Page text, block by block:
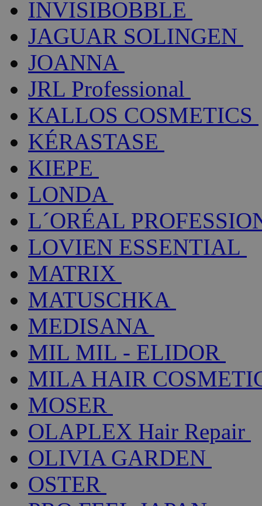
INVISIBOBBLE
JAGUAR SOLINGEN
JOANNA
JRL Professional
KALLOS COSMETICS
KÉRASTASE
KIEPE
LONDA
L´ORÉAL
LOVIEN ESSENTIAL
MATRIX
MATUSCHKA
MEDISANA
MIL MIL - ELIDOR
MILA HAIR
MOSER
OLAPLEX Hair Repair
OLIVIA GARDEN
OSTER